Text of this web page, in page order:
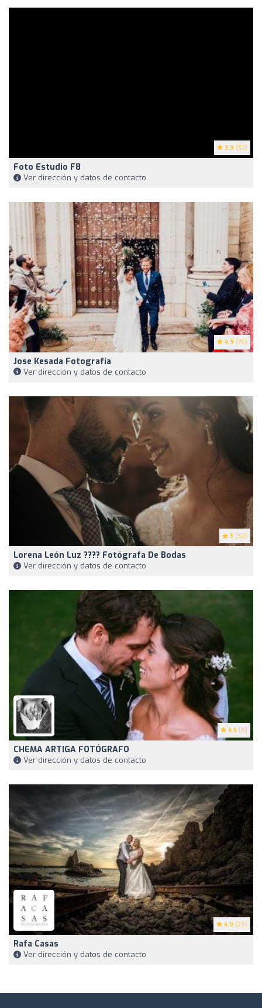
3.9 (57)
Foto Estudio F8
Ver dirección y datos de contacto
4.9 (76)
Jose Kesada Fotografía
Ver dirección y datos de contacto
5 (52)
Lorena León Luz ???? Fotógrafa De Bodas
Ver dirección y datos de contacto
4.5 (8)
CHEMA ARTIGA FOTÓGRAFO
Ver dirección y datos de contacto
4.9 (29)
Rafa Casas
Ver dirección y datos de contacto